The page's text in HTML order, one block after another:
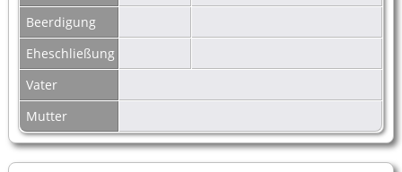
Beerdigung
Eheschließung
Vater
Mutter